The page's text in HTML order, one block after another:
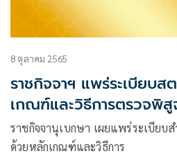
8 ตุลาคม 2565
ราชกิจจาฯ แพร่ระเบียบ
เกณฑ์และวิธีการตรวจพิ
ในร่างกายฯ
ราชกิจจานุเบกษา เผยแพร่ระเบียบ
ด้วยหลักเกณฑ์และวิธีการ